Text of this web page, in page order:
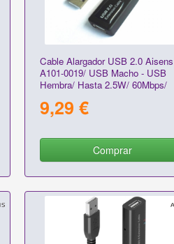
Cable Alargador USB 2.0 Aisens
A101-0019/ USB Macho - USB
Hembra/ Hasta 2.5W/ 60Mbps/
9,29 €
Comprar